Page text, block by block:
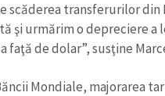
scăderea transferurilor din
şi urmărim o depreciere a
faţă de dolar”, susţine
Mondiale, majorarea